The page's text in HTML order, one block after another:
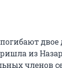
двое
из
членов